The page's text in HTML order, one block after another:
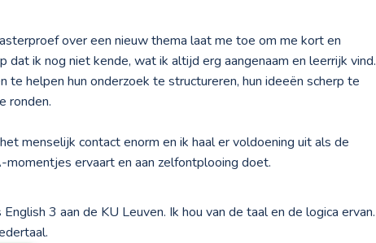
over een nieuw thema laat me toe om me kort en
ik nog niet kende, wat ik altijd erg aangenaam en leerrijk vind.
helpen hun onderzoek te structureren, hun ideeën scherp te
ronden.
menselijk contact enorm en ik haal er voldoening uit als de
ervaart en aan zelfontplooing doet.
3 aan de KU Leuven. Ik hou van de taal en de logica ervan.